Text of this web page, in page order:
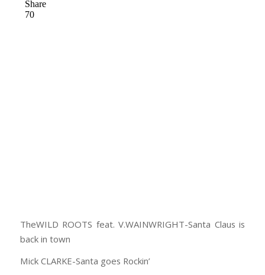
TheWILD ROOTS feat. V.WAINWRIGHT-Santa Claus is
back in town
Mick CLARKE-Santa goes Rockin’